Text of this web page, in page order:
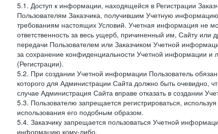
5.1. Доступ к информации, находящейся в Регистрации
Пользователям Заказчика, получившим Учетную
требованиям настоящих Условий. Учетная информация не
ответственность за весь ущерб, причиненный им, Сайту
передачи Пользователем или Заказчиком Учетной
за сохранение конфиденциальности Учетной информации
(Регистрации).
5.2. При создании Учетной информации Пользователь
которого для Администрации Сайта должно быть очевидно,
случае Администрация Сайта вправе отказать в создании
5.3. Пользователю запрещается регистрироваться,
использования его подобным образом.
5.4. Заказчику запрещается пользоваться Учетной
информацию кому-либо.